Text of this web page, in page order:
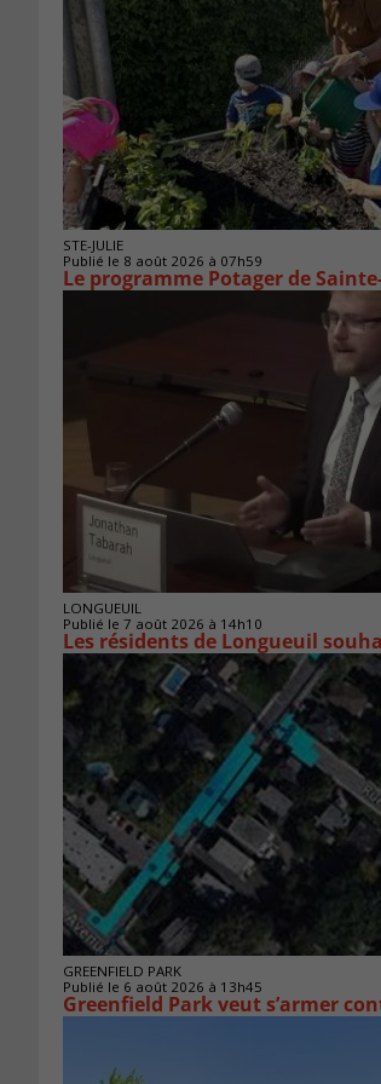
STE-JULIE
Publié le 8 août 2026 à 07h59
Le programme Potager de
LONGUEUIL
Publié le 7 août 2026 à 14h10
Les résidents de Longueuil
GREENFIELD PARK
Publié le 6 août 2026 à 13h45
Greenfield Park